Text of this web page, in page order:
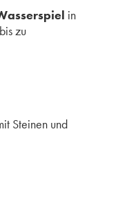
in
zu
Steinen und